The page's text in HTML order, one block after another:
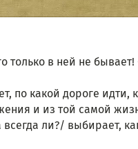
только в ней не
по какой дороге идти,
и из той самой
ли?/ выбирает,